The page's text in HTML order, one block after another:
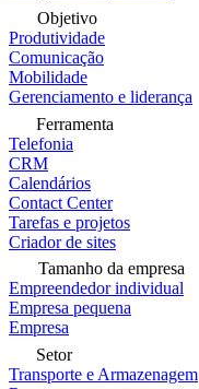
Objetivo
Produtividade
Comunicação
Mobilidade
Gerenciamento e liderança
Ferramenta
Telefonia
CRM
Calendários
Contact Center
Tarefas e projetos
Criador de sites
Tamanho da empresa
Empreendedor individual
Empresa pequena
Empresa
Setor
Transporte e Armazenagem